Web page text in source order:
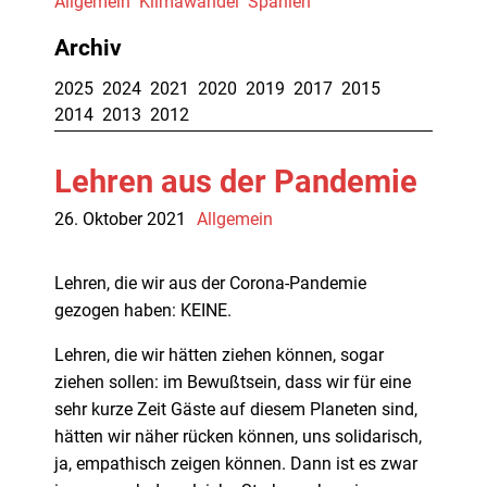
Über diesen Blog
Impressum
Archiv
2025 2024 2021 2020 2019 2017 2015
2014 2013 2012
Lehren aus der Pandemie
26. Oktober 2021 Allgemein
Lehren, die wir aus der Corona-Pandemie
gezogen haben: KEINE.
Lehren, die wir hätten ziehen können, sogar
ziehen sollen: im Bewußtsein, dass wir für eine
sehr kurze Zeit Gäste auf diesem Planeten sind,
hätten wir näher rücken können, uns solidarisch,
ja, empathisch zeigen können. Dann ist es zwar